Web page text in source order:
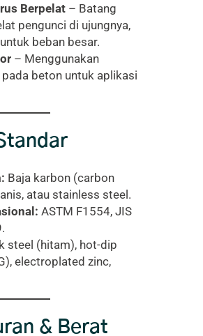
Berpelat – Batang
pengunci di ujungnya,
beban besar.
– Menggunakan
beton untuk aplikasi
Baja karbon (carbon
atau stainless steel.
ASTM F1554, JIS
steel (hitam), hot-dip
electroplated zinc,
& Berat